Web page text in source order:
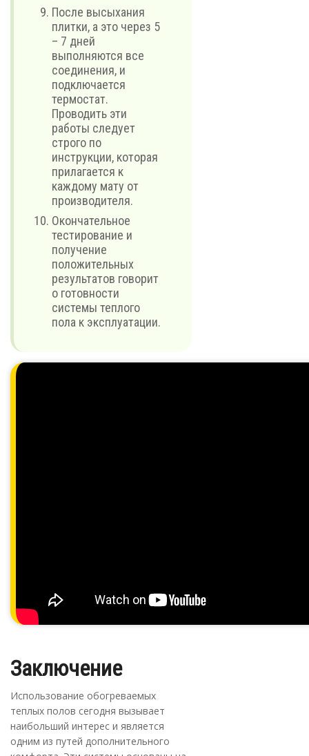
После высыхания
плитки, а это через 5
– 7 дней
выполняются все
соединения, и
подключается
термостат.
Проводить эти
работы следует
строго по
инструкции, которая
прилагается к
каждому мату от
производителя.
Окончательное
тестирование и
получение
положительных
результатов говорит
о готовности
системы теплого
пола к эксплуатации.
Заключение
Использование обогреваемых
теплых полов сегодня вызывает
наибольший интерес и является
одним из путей дополнительного